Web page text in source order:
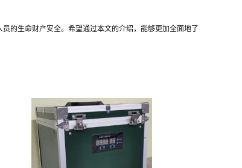
的生命财产安全。希望通过本文的介绍，能够更加全面地了